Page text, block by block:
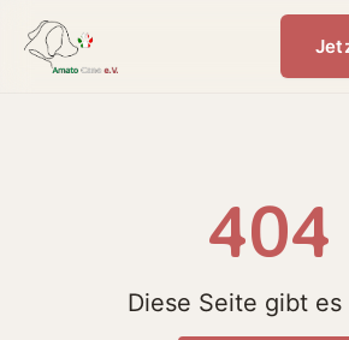
404
Diese Seite gibt es